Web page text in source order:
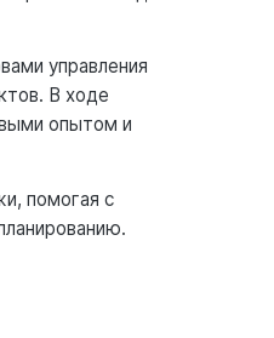
управления
В ходе
опытом и
помогая с